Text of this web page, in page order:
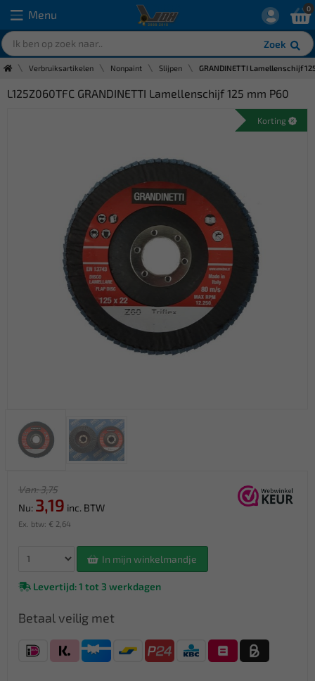
Menu
Zoek
0
Verbruiksartikelen Nonpaint Slijpen GRANDINETTI Lamellenschijf
L125Z060TFC GRANDINETTI Lamellenschijf 125 mm P60
Korting
Van: 3,75
Nu: 3,19 inc. BTW
Ex. btw: € 2,64
In mijn winkelmandje
Levertijd: 1 tot 3 werkdagen
Betaal veilig met